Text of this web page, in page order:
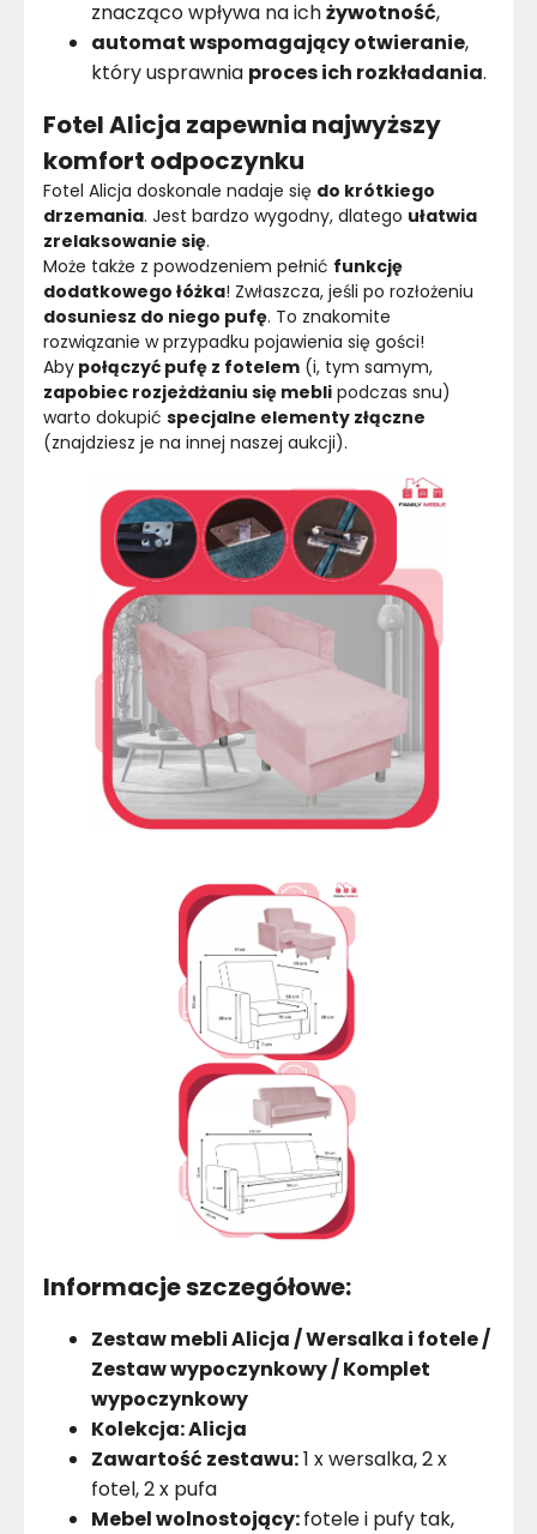
znacząco wpływa na ichżywotność,
automat wspomagający otwieranie,
który usprawnia proces ich rozkładania.
Fotel Alicja zapewnia najwyższy
komfort odpoczynku
Fotel Alicja doskonale nadaje się do krótkiego
drzemania. Jest bardzo wygodny, dlatego ułatwia
zrelaksowanie się.
Może także z powodzeniem pełnić funkcję
dodatkowego łóżka! Zwłaszcza, jeśli po rozłożeniu
dosuniesz do niego pufę. To znakomite
rozwiązanie w przypadku pojawienia się gości!
Aby połączyć pufę z fotelem (i, tym samym,
zapobiec rozjeżdżaniu się mebli podczas snu)
warto dokupić specjalne elementy złączne
(znajdziesz je na innej naszej aukcji).
Informacje szczegółowe:
Zestaw mebli Alicja / Wersalka i fotele /
Zestaw wypoczynkowy / Komplet
wypoczynkowy
Kolekcja: Alicja
Zawartość zestawu:1 x wersalka, 2 x
fotel, 2 x pufa
Mebel wolnostojący:fotele i pufy tak,